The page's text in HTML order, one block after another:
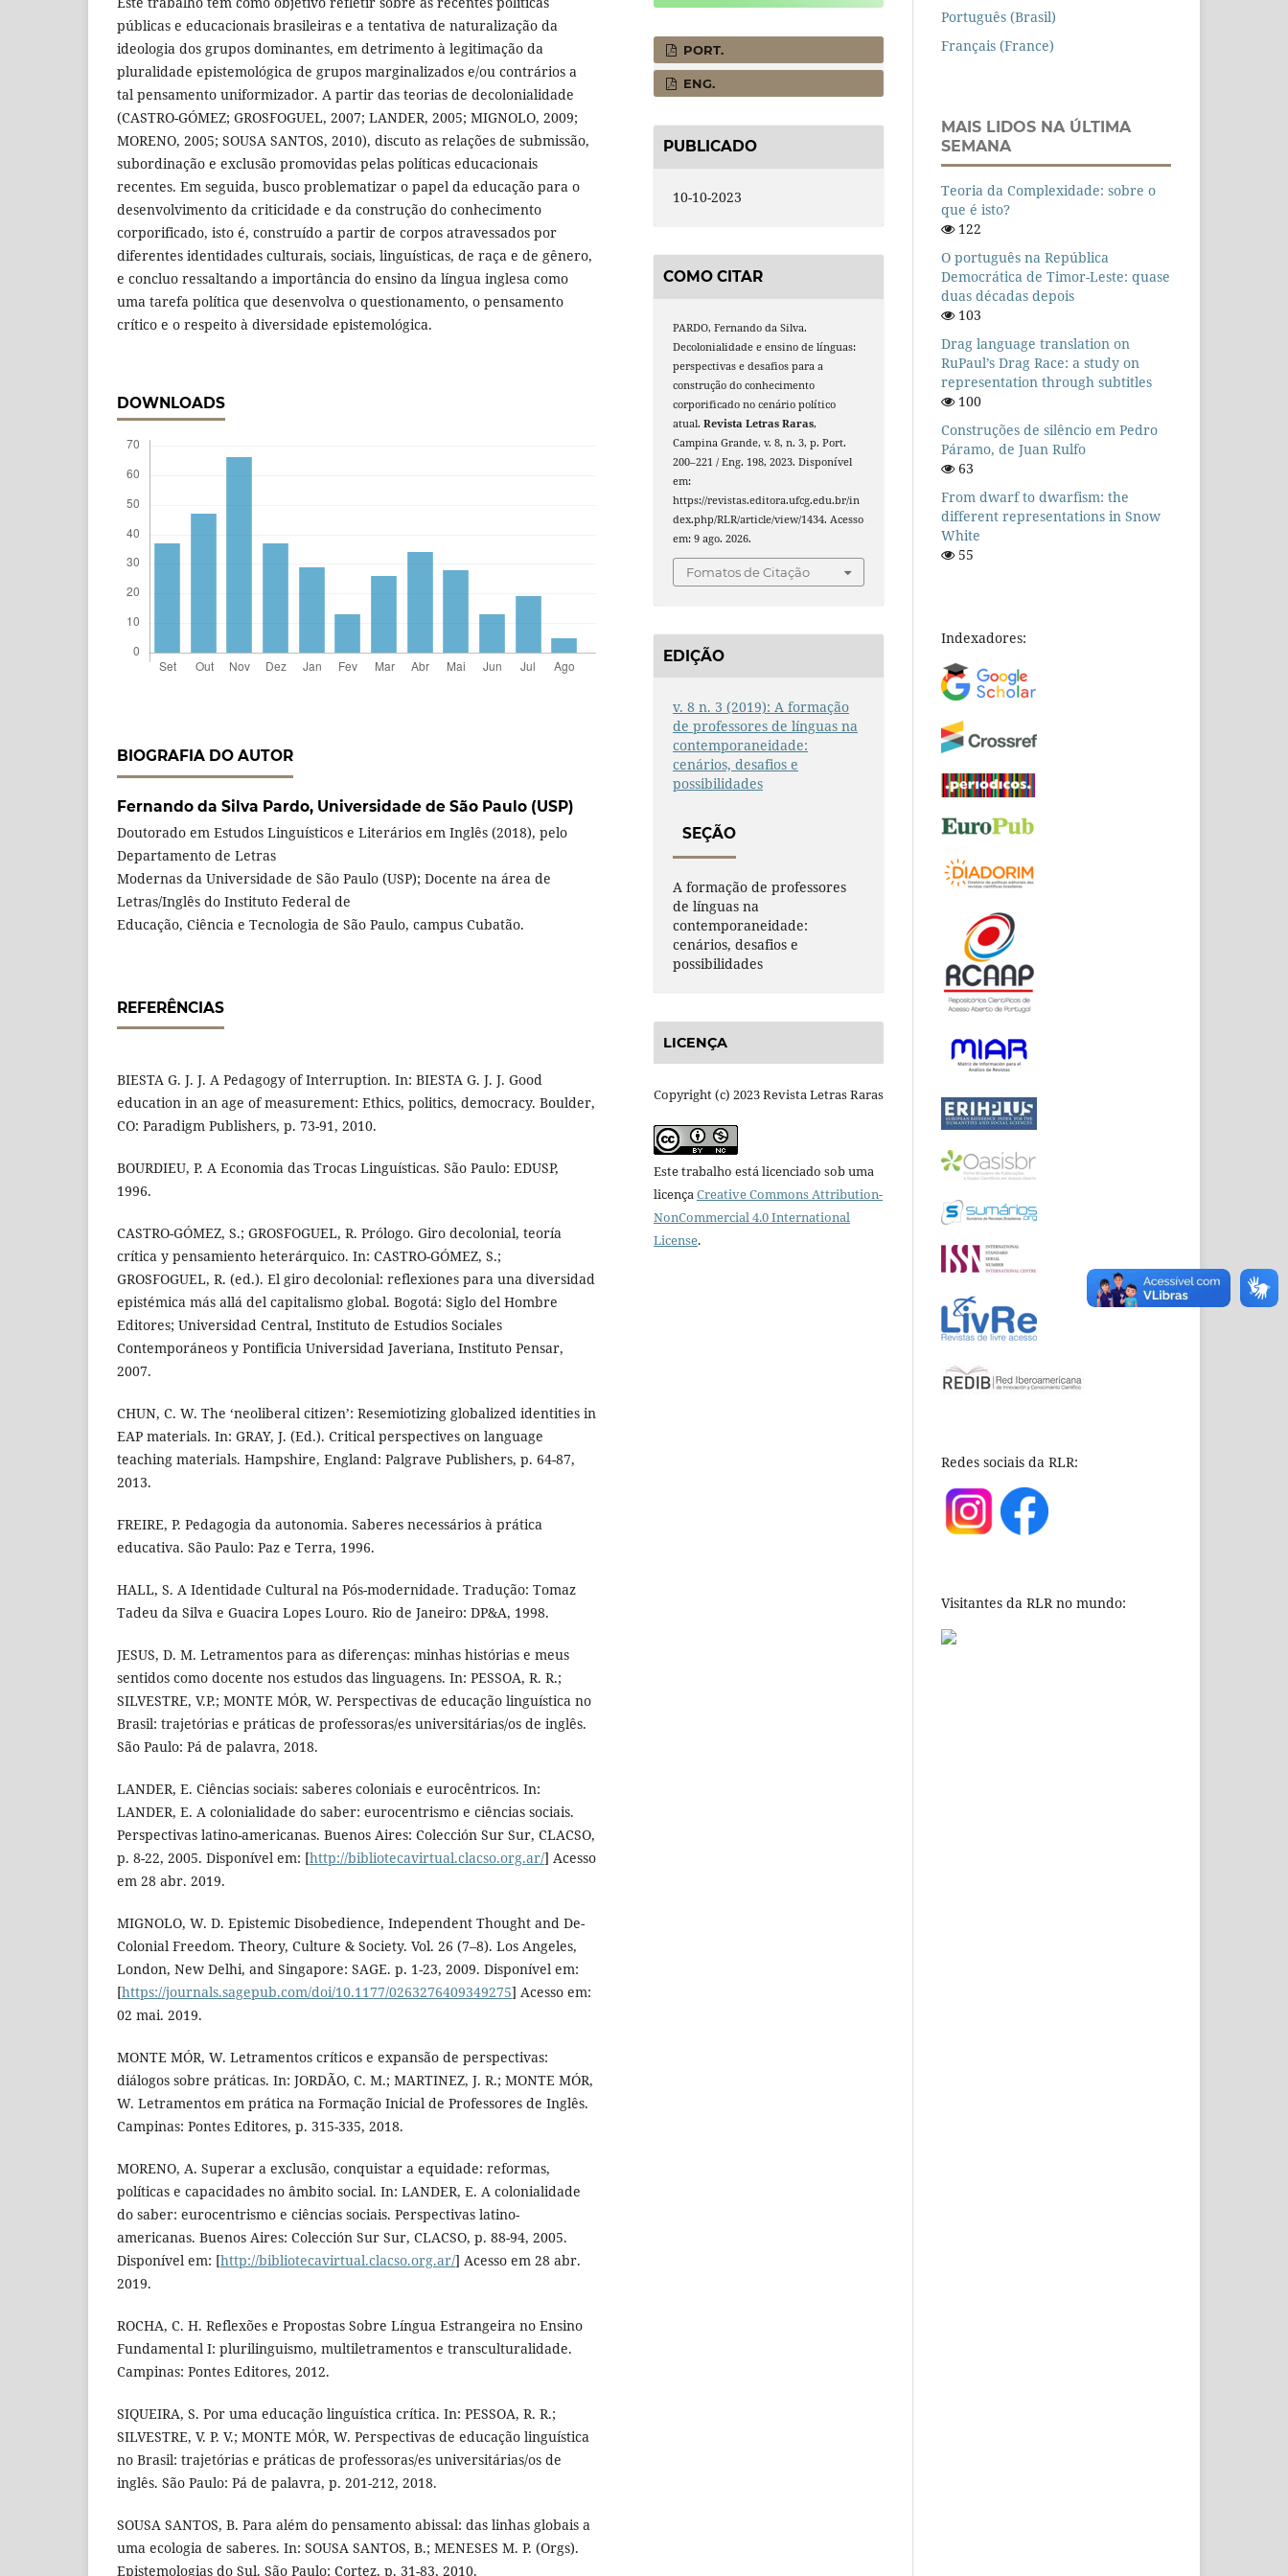
públicas e educacionais brasileiras e a tentativa de naturalização da
ideologia dos grupos dominantes, em detrimento à legitimação da
pluralidade epistemológica de grupos marginalizados e/ou contrários a
tal pensamento uniformizador. A partir das teorias de decolonialidade
(CASTRO-GÓMEZ; GROSFOGUEL, 2007; LANDER, 2005; MIGNOLO, 2009;
MORENO, 2005; SOUSA SANTOS, 2010), discuto as relações de submissão,
subordinação e exclusão promovidas pelas políticas educacionais
recentes. Em seguida, busco problematizar o papel da educação para o
desenvolvimento da criticidade e da construção do conhecimento
corporificado, isto é, construído a partir de corpos atravessados por
diferentes identidades culturais, sociais, linguísticas, de raça e de gênero,
e concluo ressaltando a importância do ensino da língua inglesa como
uma tarefa política que desenvolva o questionamento, o pensamento
crítico e o respeito à diversidade epistemológica.
DOWNLOADS
BIOGRAFIA DO AUTOR
Fernando da Silva Pardo, Universidade de São Paulo (USP)
Doutorado em Estudos Linguísticos e Literários em Inglês (2018), pelo
Departamento de Letras
Modernas da Universidade de São Paulo (USP); Docente na área de
Letras/Inglês do Instituto Federal de
Educação, Ciência e Tecnologia de São Paulo, campus Cubatão.
REFERÊNCIAS
BIESTA G. J. J. A Pedagogy of Interruption. In: BIESTA G. J. J. Good
education in an age of measurement: Ethics, politics, democracy. Boulder,
CO: Paradigm Publishers, p. 73-91, 2010.
BOURDIEU, P. A Economia das Trocas Linguísticas. São Paulo: EDUSP,
1996.
CASTRO-GÓMEZ, S.; GROSFOGUEL, R. Prólogo. Giro decolonial, teoría
crítica y pensamiento heterárquico. In: CASTRO-GÓMEZ, S.;
GROSFOGUEL, R. (ed.). El giro decolonial: reflexiones para una diversidad
epistémica más allá del capitalismo global. Bogotá: Siglo del Hombre
Editores; Universidad Central, Instituto de Estudios Sociales
Contemporáneos y Pontificia Universidad Javeriana, Instituto Pensar,
2007.
CHUN, C. W. The ‘neoliberal citizen’: Resemiotizing globalized identities in
EAP materials. In: GRAY, J. (Ed.). Critical perspectives on language
teaching materials. Hampshire, England: Palgrave Publishers, p. 64-87,
2013.
FREIRE, P. Pedagogia da autonomia. Saberes necessários à prática
educativa. São Paulo: Paz e Terra, 1996.
HALL, S. A Identidade Cultural na Pós-modernidade. Tradução: Tomaz
Tadeu da Silva e Guacira Lopes Louro. Rio de Janeiro: DP&A, 1998.
JESUS, D. M. Letramentos para as diferenças: minhas histórias e meus
sentidos como docente nos estudos das linguagens. In: PESSOA, R. R.;
SILVESTRE, V.P.; MONTE MÓR, W. Perspectivas de educação linguística no
Brasil: trajetórias e práticas de professoras/es universitárias/os de inglês.
São Paulo: Pá de palavra, 2018.
LANDER, E. Ciências sociais: saberes coloniais e eurocêntricos. In:
LANDER, E. A colonialidade do saber: eurocentrismo e ciências sociais.
Perspectivas latino-americanas. Buenos Aires: Colección Sur Sur, CLACSO,
p. 8-22, 2005. Disponível em: [http://bibliotecavirtual.clacso.org.ar/] Acesso
em 28 abr. 2019.
MIGNOLO, W. D. Epistemic Disobedience, Independent Thought and De-
Colonial Freedom. Theory, Culture & Society. Vol. 26 (7–8). Los Angeles,
London, New Delhi, and Singapore: SAGE. p. 1-23, 2009. Disponível em:
[https://journals.sagepub.com/doi/10.1177/0263276409349275] Acesso em:
02 mai. 2019.
MONTE MÓR, W. Letramentos críticos e expansão de perspectivas:
diálogos sobre práticas. In: JORDÃO, C. M.; MARTINEZ, J. R.; MONTE MÓR,
W. Letramentos em prática na Formação Inicial de Professores de Inglês.
Campinas: Pontes Editores, p. 315-335, 2018.
MORENO, A. Superar a exclusão, conquistar a equidade: reformas,
políticas e capacidades no âmbito social. In: LANDER, E. A colonialidade
do saber: eurocentrismo e ciências sociais. Perspectivas latino-
americanas. Buenos Aires: Colección Sur Sur, CLACSO, p. 88-94, 2005.
Disponível em: [http://bibliotecavirtual.clacso.org.ar/] Acesso em 28 abr.
2019.
ROCHA, C. H. Reflexões e Propostas Sobre Língua Estrangeira no Ensino
Fundamental I: plurilinguismo, multiletramentos e transculturalidade.
Campinas: Pontes Editores, 2012.
SIQUEIRA, S. Por uma educação linguística crítica. In: PESSOA, R. R.;
SILVESTRE, V. P. V.; MONTE MÓR, W. Perspectivas de educação linguística
no Brasil: trajetórias e práticas de professoras/es universitárias/os de
inglês. São Paulo: Pá de palavra, p. 201-212, 2018.
SOUSA SANTOS, B. Para além do pensamento abissal: das linhas globais a
uma ecologia de saberes. In: SOUSA SANTOS, B.; MENESES M. P. (Orgs).
Epistemologias do Sul. São Paulo: Cortez, p. 31-83, 2010.
PORT.
ENG.
PUBLICADO
10-10-2023
COMO CITAR
PARDO, Fernando da Silva.
Decolonialidade e ensino de línguas:
perspectivas e desafios para a
construção do conhecimento
corporificado no cenário político
atual.Revista Letras Raras,
Campina Grande, v. 8, n. 3, p. Port.
200–221 / Eng. 198, 2023. Disponível
em:
https://revistas.editora.ufcg.edu.br/in
dex.php/RLR/article/view/1434. Acesso
em: 9 ago. 2026.
Fomatos de Citação
EDIÇÃO
v. 8 n. 3 (2019): A formação
de professores de línguas na
contemporaneidade:
cenários, desafios e
possibilidades
SEÇÃO
A formação de professores
de línguas na
contemporaneidade:
cenários, desafios e
possibilidades
LICENÇA
Copyright (c) 2023 Revista Letras Raras
Este trabalho está licenciado sob uma
licençaCreative Commons Attribution-
NonCommercial 4.0 International
License.
Português (Brasil)
Français (France)
MAIS LIDOS NA ÚLTIMA
SEMANA
Teoria da Complexidade: sobre o
que é isto?
122
O português na República
Democrática de Timor-Leste: quase
duas décadas depois
103
Drag language translation on
RuPaul’s Drag Race: a study on
representation through subtitles
100
Construções de silêncio em Pedro
Páramo, de Juan Rulfo
63
From dwarf to dwarfism: the
different representations in Snow
White
55
Indexadores:
Redes sociais da RLR:
Visitantes da RLR no mundo: